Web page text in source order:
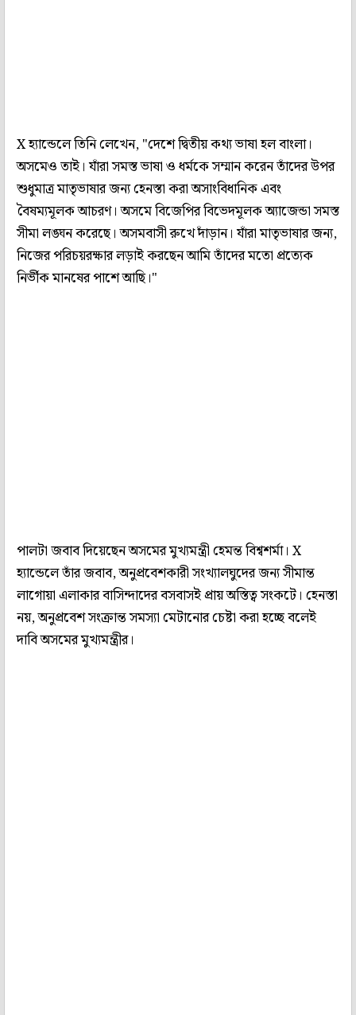
X হ্যান্ডেলে তিনি লেখেন, "দেশে দ্বিতীয় কথ্য ভাষা হল বাংলা।
অসমেও তাই। যাঁরা সমস্ত ভাষা ও ধর্মকে সম্মান করেন তাঁদের উপর
শুধুমাত্র মাতৃভাষার জন্য হেনস্তা করা অসাংবিধানিক এবং
বৈষম্যমূলক আচরণ। অসমে বিজেপির বিভেদমূলক অ্যাজেন্ডা সমস্ত
সীমা লঙ্ঘন করেছে। অসমবাসী রুখে দাঁড়ান। যাঁরা মাতৃভাষার জন্য,
নিজের পরিচয়রক্ষার লড়াই করছেন আমি তাঁদের মতো প্রত্যেক
নির্ভীক মানষের পাশে আছি।"
পালটা জবাব দিয়েছেন অসমের মুখ্যমন্ত্রী হেমন্ত বিশ্বশর্মা। X
হ্যান্ডেলে তাঁর জবাব, অনুপ্রবেশকারী সংখ্যালঘুদের জন্য সীমান্ত
লাগোয়া এলাকার বাসিন্দাদের বসবাসই প্রায় অস্তিত্ব সংকটে। হেনস্তা
নয়, অনুপ্রবেশ সংক্রান্ত সমস্যা মেটানোর চেষ্টা করা হচ্ছে বলেই
দাবি অসমের মুখ্যমন্ত্রীর।